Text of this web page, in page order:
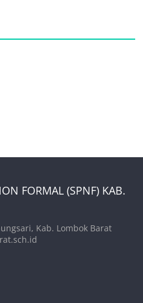
FORMAL (SPNF) KAB.
Kab. Lombok Barat